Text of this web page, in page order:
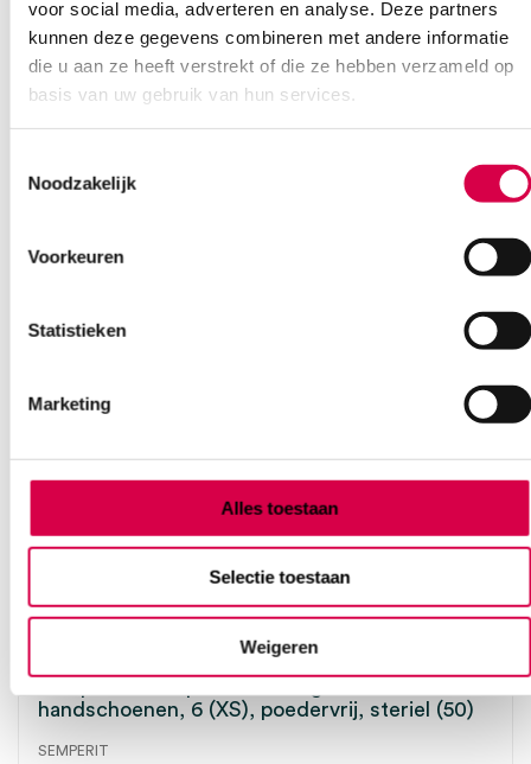
voor social media, adverteren en analyse. Deze partners
kunnen deze gegevens combineren met andere informatie
die u aan ze heeft verstrekt of die ze hebben verzameld op
basis van uw gebruik van hun services.
Noodzakelijk
Voorkeuren
Statistieken
Marketing
Alles toestaan
Selectie toestaan
Weigeren
handschoenen, 6 (XS), poedervrij, steriel (50)
SEMPERIT